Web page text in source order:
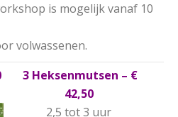
is mogelijk vanaf 10
volwassenen.
3 Heksenmutsen – €
42,50
2,5 tot 3 uur